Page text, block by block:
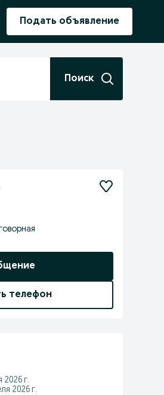
Подать объявление
Поиск
телефон
2026 г.
2026 г.